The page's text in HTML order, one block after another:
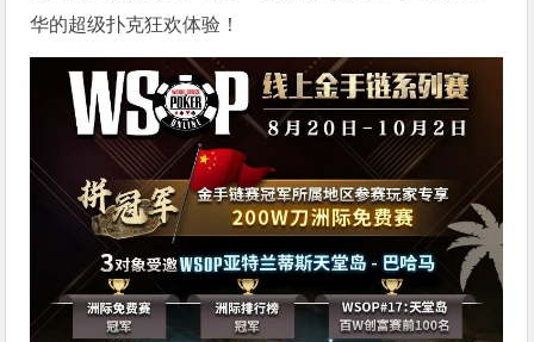
华的超级扑克狂欢体验！